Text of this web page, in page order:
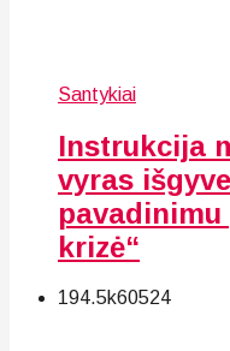
Santykiai
Instrukcija
vyras
krizė“
194.5k60524